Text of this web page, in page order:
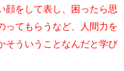
顔をして表し、困ったら思
ってもらうなど、人間力を
そういうことなんだと学び